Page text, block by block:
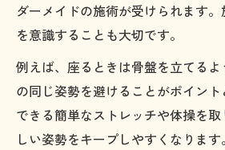
ダーメイドの施術が受けられます
を意識することも大切です。
例えば、座るときは骨盤を立てる
の同じ姿勢を避けることがポイン
できる簡単なストレッチや体操を
しい姿勢をキープしやすくなりま